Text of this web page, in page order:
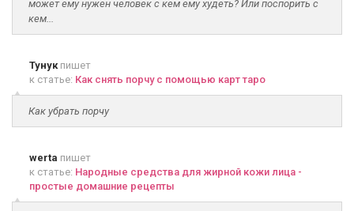
может ему нужен человек с кем ему худеть? Или поспорить с
кем...
Тунукпишет
к статье: Как снять порчу с помощью карт таро
Как убрать порчу
werta пишет
к статье: Народные средства для жирной кожи лица -
простые домашние рецепты